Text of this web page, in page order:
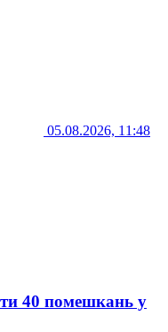
05.08.2026, 11:48
40 помешкань у